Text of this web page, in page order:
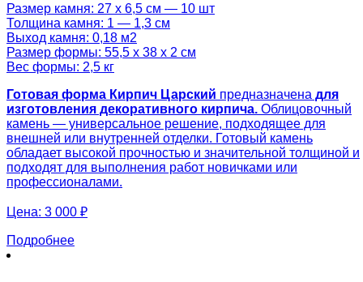
Размер камня: 27 х 6,5 см — 10 шт
Толщина камня: 1 — 1,3 см
Выход камня: 0,18 м2
Размер формы: 55,5 х 38 х 2 см
Вес формы: 2,5 кг
Готовая форма Кирпич Царский предназначена для
изготовления декоративного кирпича. Облицовочный
камень — универсальное решение, подходящее для
внешней или внутренней отделки. Готовый камень
обладает высокой прочностью и значительной толщиной и
подходят для выполнения работ новичками или
профессионалами.
Цена: 3 000 ₽
Подробнее